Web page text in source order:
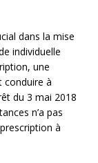
dans la mise
individuelle
une
conduire à
du 3 mai 2018
n’a pas
à